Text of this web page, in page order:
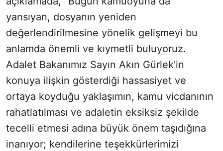
yansıyan, dosyanın yeniden
değerlendirilmesine yönelik gelişmeyi bu
anlamda önemli ve kıymetli buluyoruz.
Adalet Bakanımız Sayın Akın Gürlek'in
konuya ilişkin gösterdiği hassasiyet ve
ortaya koyduğu yaklaşımın, kamu vicdanının
rahatlatılması ve adaletin eksiksiz şekilde
tecelli etmesi adına büyük önem taşıdığına
inanıyor; kendilerine teşekkürlerimizi